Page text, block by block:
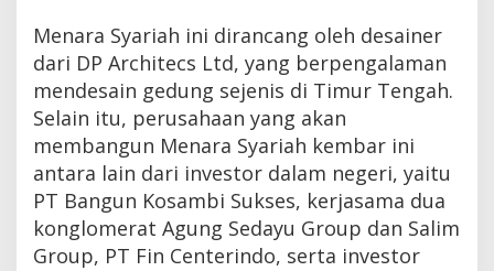
Menara Syariah ini dirancang oleh desainer
dari DP Architecs Ltd, yang berpengalaman
mendesain gedung sejenis di Timur Tengah.
Selain itu, perusahaan yang akan
membangun Menara Syariah kembar ini
antara lain dari investor dalam negeri, yaitu
PT Bangun Kosambi Sukses, kerjasama dua
konglomerat Agung Sedayu Group dan Salim
Group, PT Fin Centerindo, serta investor